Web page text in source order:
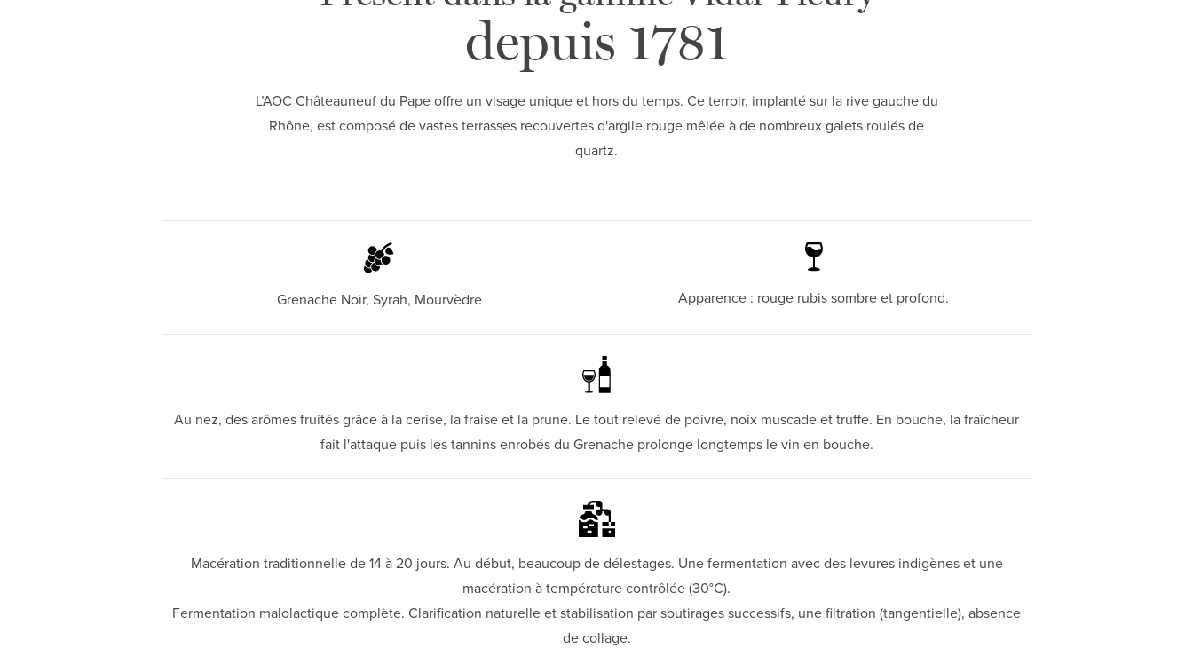
depuis 1781
L’AOC Châteauneuf du Pape offre un visage unique et hors du temps. Ce terroir, implanté sur la rive gauche du
Rhône, est composé de vastes terrasses recouvertes d'argile rouge mêlée à de nombreux galets roulés de
quartz.
Grenache Noir, Syrah, Mourvèdre Apparence : rouge rubis sombre et profond.
Au nez, des arômes fruités grâce à la cerise, la fraise et la prune. Le tout relevé de poivre, noix muscade et truffe. En bouche, la fraîcheur
fait l'attaque puis les tannins enrobés du Grenache prolonge longtemps le vin en bouche.
Macération traditionnelle de 14 à 20 jours. Au début, beaucoup de délestages. Une fermentation avec des levures indigènes et une
macération à température contrôlée (30°C).
Fermentation malolactique complète. Clarification naturelle et stabilisation par soutirages successifs, une filtration (tangentielle), absence
de collage.